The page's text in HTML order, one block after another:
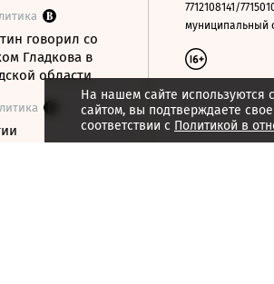
говорил со
Гладкова в
области
На нашем сайте используются
сайтом, вы подтверждаете свое
соответствии с Политикой в
7712108141/
муниципальный